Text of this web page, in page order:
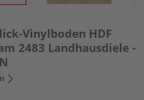
Vinylboden HDF
2483 Landhausdiele -